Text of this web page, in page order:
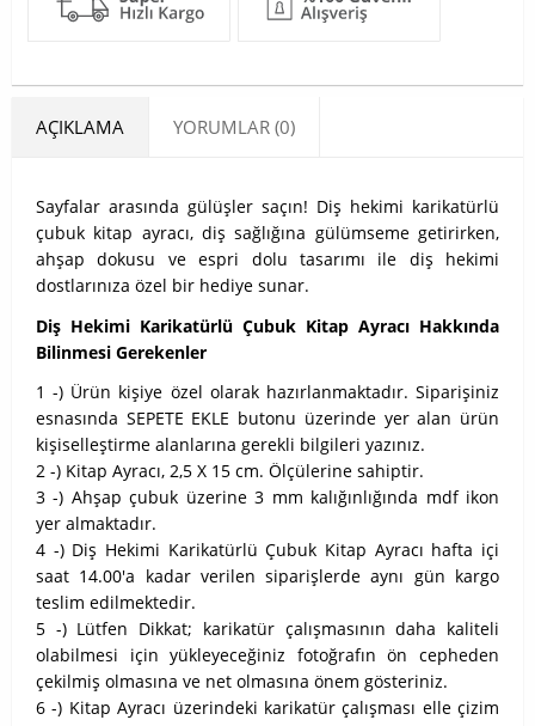
AÇIKLAMA YORUMLAR (0)
Sayfalar arasında gülüşler saçın! Diş hekimi karikatürlü
çubuk kitap ayracı, diş sağlığına gülümseme getirirken,
ahşap dokusu ve espri dolu tasarımı ile diş hekimi
dostlarınıza özel bir hediye sunar.
Diş Hekimi Karikatürlü Çubuk Kitap Ayracı Hakkında
Bilinmesi Gerekenler
1 -) Ürün kişiye özel olarak hazırlanmaktadır. Siparişiniz
esnasında SEPETE EKLE butonu üzerinde yer alan ürün
kişiselleştirme alanlarına gerekli bilgileri yazınız.
2 -) Kitap Ayracı, 2,5 X 15 cm. Ölçülerine sahiptir.
3 -) Ahşap çubuk üzerine 3 mm kalığınlığında mdf ikon
yer almaktadır.
4 -) Diş Hekimi Karikatürlü Çubuk Kitap Ayracı hafta içi
saat 14.00'a kadar verilen siparişlerde aynı gün kargo
teslim edilmektedir.
5 -) Lütfen Dikkat; karikatür çalışmasının daha kaliteli
olabilmesi için yükleyeceğiniz fotoğrafın ön cepheden
çekilmiş olmasına ve net olmasına önem gösteriniz.
6 -) Kitap Ayracı üzerindeki karikatür çalışması elle çizim